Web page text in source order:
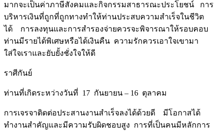
มากจะเป็นค่าภาษีสังคมและกิจกรรมสาธารณะประโยชน์ การ
บริหารเงินที่ถูกที่ถูกทางทำให้ท่านประสบความสำเร็จในชีวิต
ได้ การลงทุนและการสำรองจ่ายควรจะพิจารณาให้รอบคอบ
ท่านมีรายได้พิเศษหรือได้เงินคืน ความรักควรเอาใจเขามา
ใส่ใจเราและยับยั้งชั่งใจให้ดี
ราศีกันย์
ท่านที่เกิดระหว่างวันที่ 17 กันยายน – 16 ตุลาคม
การเจรจาติดต่อประสานงานสำเร็จลงได้ด้วยดี มีโอกาสได้
ทำงานสำคัญและมีความรับผิดชอบสูง การที่เป็นคนมีหลักการ